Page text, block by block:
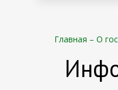
Главная – О